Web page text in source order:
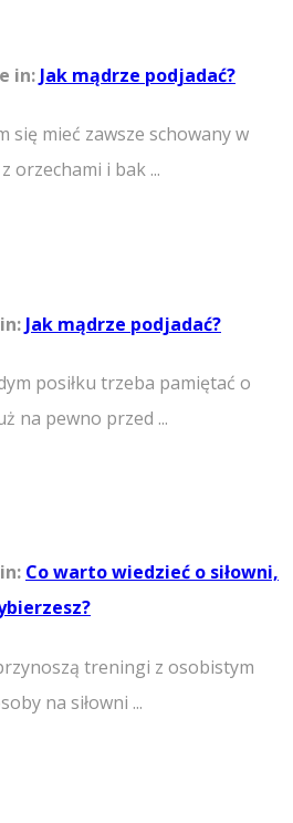
in: Jak mądrze podjadać?
się mieć zawsze schowany w
orzechami i bak ...
in: Jak mądrze podjadać?
posiłku trzeba pamiętać o
na pewno przed ...
in: Co warto wiedzieć o siłowni,
treningi z osobistym
na siłowni ...